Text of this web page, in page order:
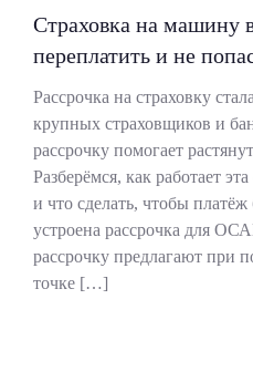
Страховка на машину
переплатить и не
Рассрочка на страховку
крупных страховщиков и
рассрочку помогает
Разберёмся, как работает
и что сделать, чтобы
устроена рассрочка для
рассрочку предлагают при
точке […]